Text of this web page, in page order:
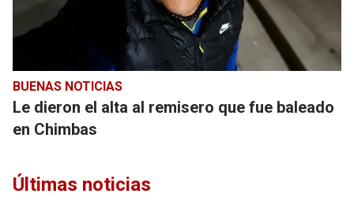
BUENAS NOTICIAS
Le dieron el alta al remisero que fue baleado
en Chimbas
Últimas noticias